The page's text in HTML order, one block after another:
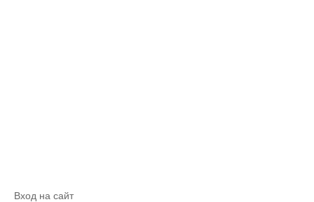
Вход на сайт